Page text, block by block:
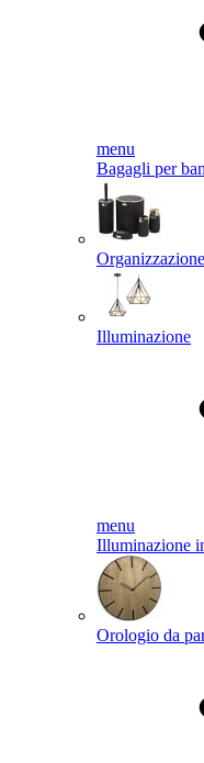
menu
Bagagli per
Illuminazione
menu
Illuminazione
Orologio da